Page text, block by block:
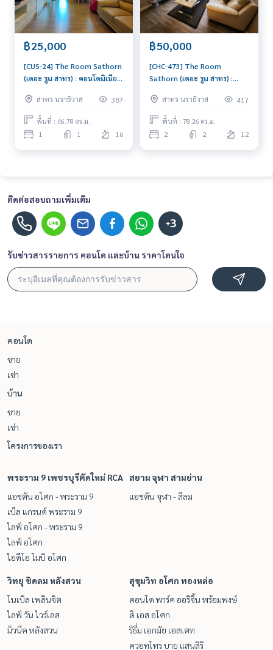
฿25,000
[CUS-24] The Room Sathorn
(เดอะ รูม สาทร) : คอนโดมิเนียม
คอนโดสวย ส่วนกลางดี
สาทร นราธิวาส 387
พื้นที่ : 46.78 ตร.ม.
1 1 16
฿50,000
[CHC-473] The Room
Sathorn (เดอะ รูม สาทร) :
ใกล้เซนต์หลุยส์ คอนโดพร้อมเข้า
อยู่
สาทร นราธิวาส 417
พื้นที่ : 78.26 ตร.ม.
2 2 12
ติดต่อสอบถามเพิ่มเติม
+3
รับข่าวสารรายการ คอนโด และบ้าน ราคาโดนใจ
คอนโด
ขาย
เช่า
บ้าน
ขาย
เช่า
โครงการของเรา
พระราม 9 เพชรบุรีตัดใหม่ RCA
แอชตัน อโศก - พระราม 9
เบ็ล แกรนด์ พระราม 9
ไลฟ์ อโศก - พระราม 9
ไลฟ์ อโศก
ไอดีโอ โมบิ อโศก
สยาม จุฬา สามย่าน
แอชตัน จุฬา - สีลม
วิทยุ ชิดลม หลังสวน
โนเบิล เพลินจิต
ไลฟ์ วัน ไวร์เลส
มิวนีค หลังสวน
สุขุมวิท อโศก ทองหล่อ
คอนโด พาร์ค ออริจิ้น พร้อมพงษ์
ดิ เอส อโศก
ริธึ่ม เอกมัย เอสเตท
ควอทโทร บาย แสนสิริ